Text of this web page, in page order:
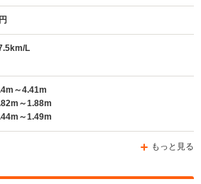
幅
L
～4.41m
～1.88m
～1.49m
もっと見る